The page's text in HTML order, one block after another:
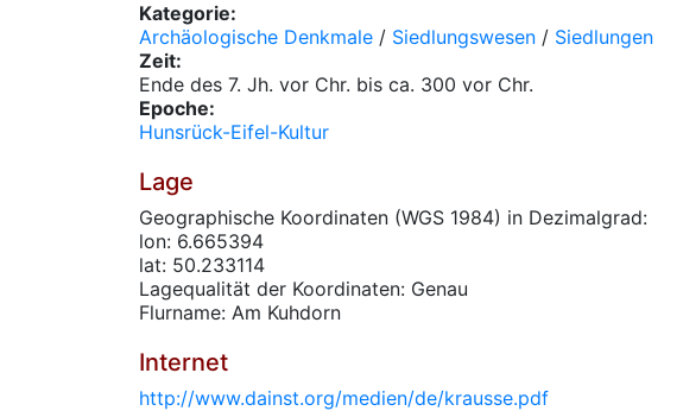
Kategorie:
Archäologische Denkmale / Siedlungswesen / Siedlungen
Zeit:
Ende des 7. Jh. vor Chr. bis ca. 300 vor Chr.
Epoche:
Hunsrück-Eifel-Kultur
Lage
Geographische Koordinaten (WGS 1984) in Dezimalgrad:
lon: 6.665394
lat: 50.233114
Lagequalität der Koordinaten: Genau
Flurname: Am Kuhdorn
Internet
http://www.dainst.org/medien/de/krausse.pdf